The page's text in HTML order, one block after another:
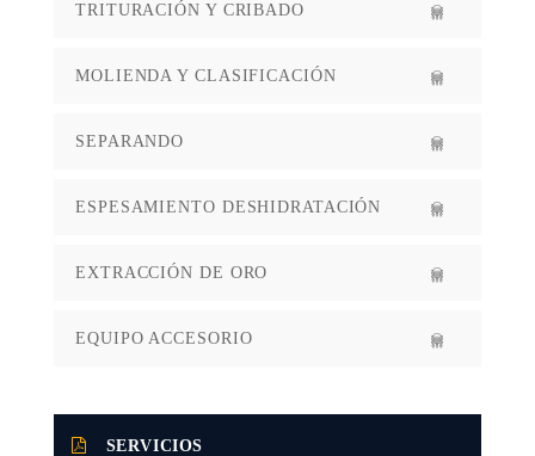
TRITURACIÓN Y CRIBADO
MOLIENDA Y CLASIFICACIÓN
SEPARANDO
ESPESAMIENTO DESHIDRATACIÓN
EXTRACCIÓN DE ORO
EQUIPO ACCESORIO
SERVICIOS